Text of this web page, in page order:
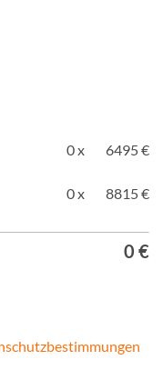
0 x
6495 €
0 x 8815 €
0 €